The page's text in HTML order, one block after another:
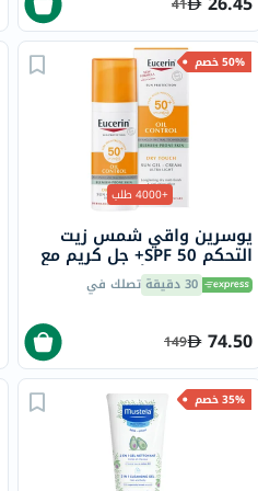
50% خصم
+4000 طلب
يوسرين واقي شمس زيت
التحكم SPF 50+ جل كريم مع
لمسة جافة وتأثير مضاد
لللمعان للبشرة المعرضة
30 دقيقة تصلك في
74.50
149
35% خصم